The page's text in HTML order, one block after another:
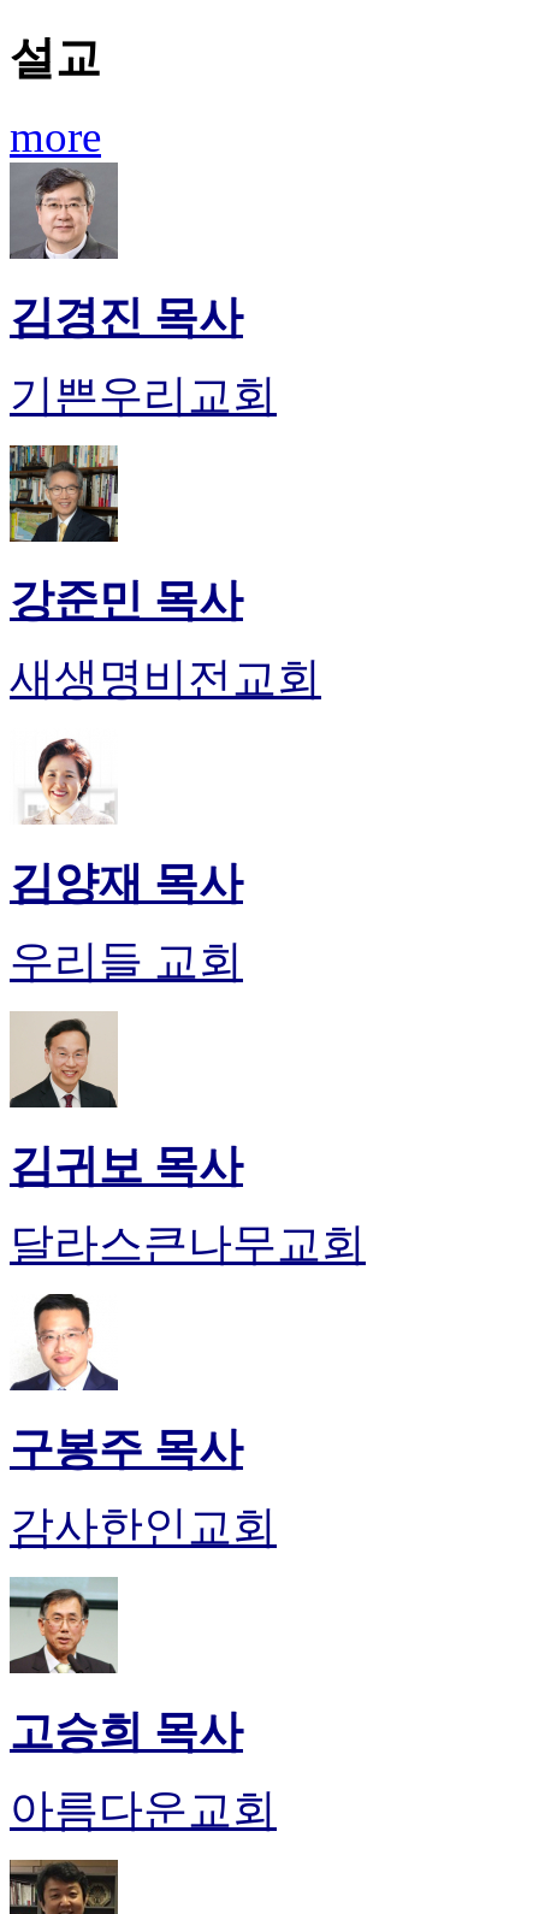
설교
more
김경진 목사
기쁜우리교회
강준민 목사
새생명비전교회
김양재 목사
우리들 교회
김귀보 목사
달라스큰나무교회
구봉주 목사
감사한인교회
고승희 목사
아름다운교회